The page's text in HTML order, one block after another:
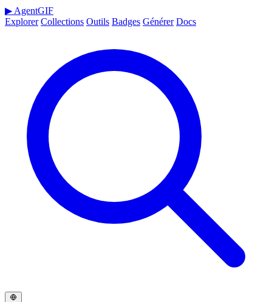
▶ AgentGIF
Explorer Collections Outils Badges Générer Docs